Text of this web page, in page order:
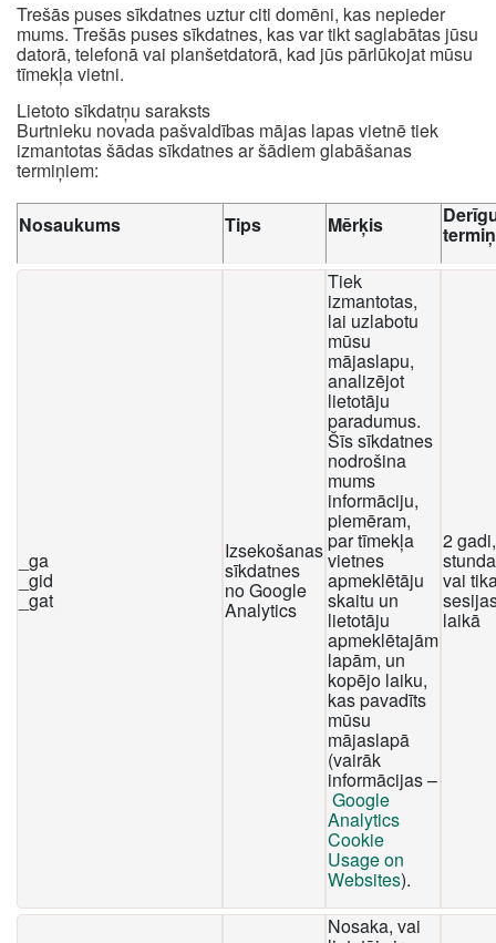
Trešās puses sīkdatnes uztur citi domēni, kas nepieder
mums. Trešās puses sīkdatnes, kas var tikt saglabātas jūsu
datorā, telefonā vai planšetdatorā, kad jūs pārlūkojat mūsu
tīmekļa vietni.
Lietoto sīkdatņu saraksts
Burtnieku novada pašvaldības mājas lapas vietnē tiek
izmantotas šādas sīkdatnes ar šādiem glabāšanas
termiņiem:
Nosaukums Tips Mērķis
_ga
_gid
_gat
Izsekošanas
sīkdatnes
no Google
Analytics
Tiek
izmantotas,
lai uzlabotu
mūsu
mājaslapu,
analizējot
lietotāju
paradumus.
Šīs sīkdatnes
nodrošina
mums
informāciju,
piemēram,
par tīmekļa
vietnes
apmeklētāju
skaitu un
lietotāju
apmeklētajām
lapām, un
kopējo laiku,
kas pavadīts
mūsu
mājaslapā
(vairāk
informācijas –
Google
Analytics
Cookie
Usage on
Websites).
2
vai
laikā
Nosaka, vai